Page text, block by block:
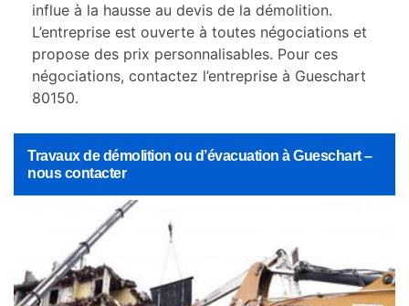
Travaux de démolition ou d’évacuation à Gueschart –
nous contacter
influe à la hausse au devis de la démolition.
L’entreprise est ouverte à toutes négociations et
propose des prix personnalisables. Pour ces
négociations, contactez l’entreprise à Gueschart
80150.